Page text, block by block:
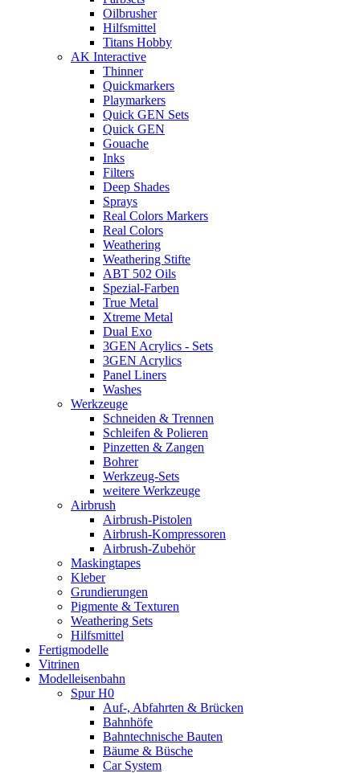
Oilbrusher
Hilfsmittel
Titans Hobby
AK Interactive
Thinner
Quickmarkers
Playmarkers
Quick GEN Sets
Quick GEN
Gouache
Inks
Filters
Deep Shades
Sprays
Real Colors Markers
Real Colors
Weathering
Weathering Stifte
ABT 502 Oils
Spezial-Farben
True Metal
Xtreme Metal
Dual Exo
3GEN Acrylics - Sets
3GEN Acrylics
Panel Liners
Washes
Werkzeuge
Schneiden & Trennen
Schleifen & Polieren
Pinzetten & Zangen
Bohrer
Werkzeug-Sets
weitere Werkzeuge
Airbrush
Airbrush-Pistolen
Airbrush-Kompressoren
Airbrush-Zubehör
Maskingtapes
Kleber
Grundierungen
Pigmente & Texturen
Weathering Sets
Hilfsmittel
Fertigmodelle
Vitrinen
Modelleisenbahn
Spur H0
Auf-, Abfahrten & Brücken
Bahnhöfe
Bahntechnische Bauten
Bäume & Büsche
Car System